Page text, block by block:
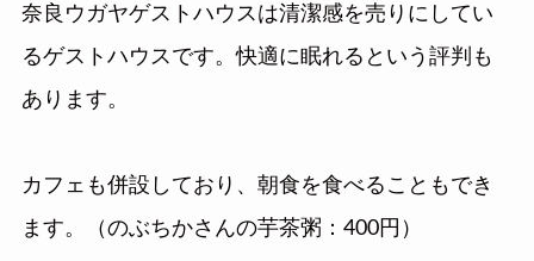
奈良ウガヤゲストハウスは清潔感を売りにしてい
るゲストハウスです。快適に眠れるという評判も
あります。
カフェも併設しており、朝食を食べることもでき
ます。（のぶちかさんの芋茶粥：400円）